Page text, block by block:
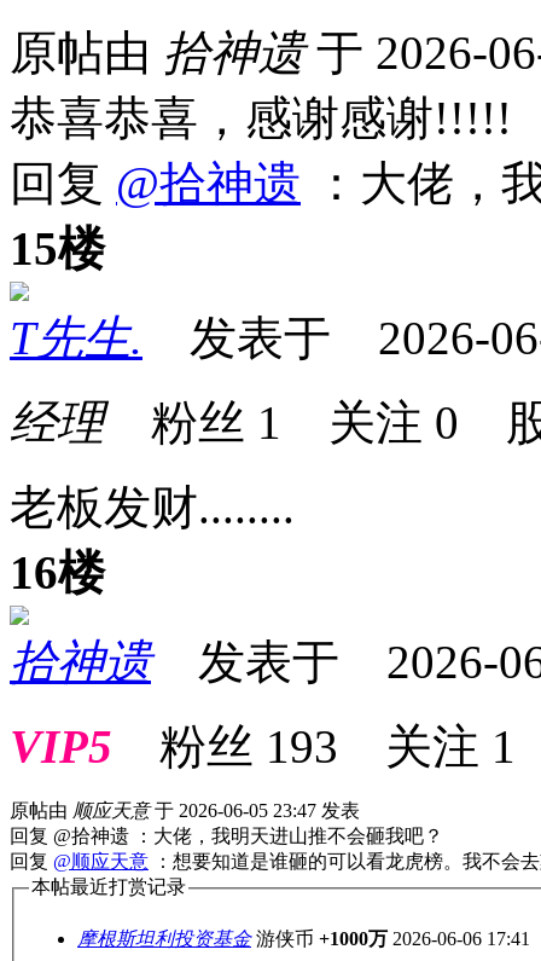
原帖由 拾神遗于 2026-
恭喜恭喜，感谢感谢!!!!!
回复 @拾神遗 ：大佬，
15楼
T先生. 发表于 2026-
经理粉丝 1 关注 0
老板发财........
16楼
拾神遗发表于 2026-
VIP5 粉丝 193 关注 1
原帖由 顺应天意于 2026-06-05 23:47 发表
回复 @拾神遗 ：大佬，我明天进山推不会砸我吧？
回复 @顺应天意 ：想要知道是谁砸的可以看龙虎榜。我不会
本帖最近打赏记录
摩根斯坦利投资基金 游侠币 +1000万 2026-06-06 17:41